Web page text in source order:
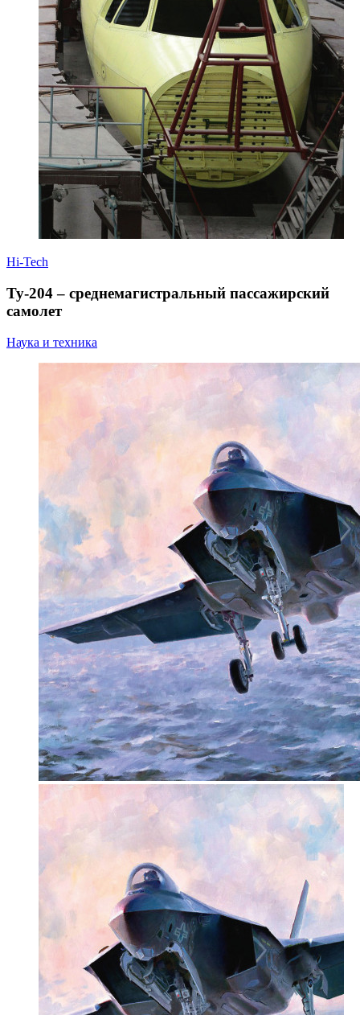
Hi-Tech
Ту-204 – среднемагистральный пассажирский
самолет
Наука и техника